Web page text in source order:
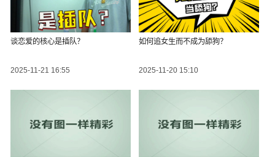
谈恋爱的核心是插队？
2025-11-21 16:55
如何追女生而不成为舔狗？
2025-11-20 15:10